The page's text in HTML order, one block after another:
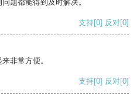
题都能得到及时解决。
支持[0] 反对[0]
非常方便。
支持[0] 反对[0]